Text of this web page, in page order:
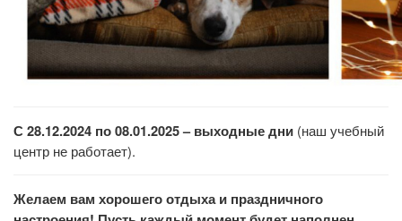
С 28.12.2024 по 08.01.2025 – выходные дни (наш учебный
центр не работает).
Желаем вам хорошего отдыха и праздничного